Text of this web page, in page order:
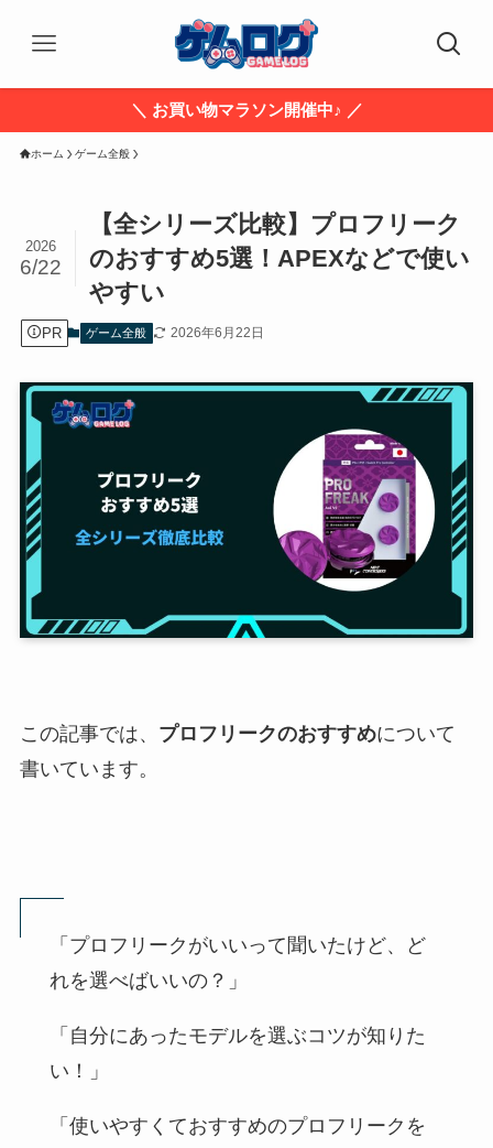
＼ お買い物マラソン開催中♪ ／
ホーム ゲーム全般
【全シリーズ比較】プロフリーク
のおすすめ5選！APEXなどで使い
やすい
2026
6/22
PR ゲーム全般 2026年6月22日
この記事では、 プロフリークのおすすめについて
書いています。
「プロフリークがいいって聞いたけど、ど
れを選べばいいの？」
「自分にあったモデルを選ぶコツが知りた
い！」
「使いやすくておすすめのプロフリークを